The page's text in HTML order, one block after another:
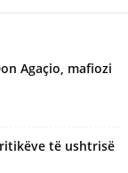
Agaçio, mafiozi
të ushtrisë